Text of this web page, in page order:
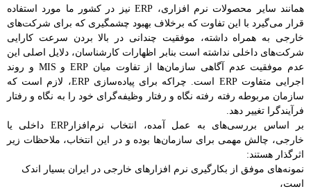
همانند سایر محصولات نرم افزاری، ERP نیز در کشور ما مورد استفاده
قرار می‌گیرد با این تفاوت که برخلاف بهبود چشمگیری که برای شرکت‌های
خارجی به همراه داشته، موفقیت چندانی در بالا بردن سرعت کارایی
شرکت‌های داخلی نداشته است بنابر اظهارات کار‌شناسان، دلایل اصلی این
عدم موفقیت عدم آگاهی سازمان‌ها از تفاوت میان ERP و MIS و روند
اجرایی متفاوت ERP است. چراکه برای پیاده‌سازی ERP، لازم است که
سازمان مربوطه رفته رفته نگاه و رفتار وظیفه‌گرای خود را به نگاه و رفتار
فرآیندگرا تغییر دهد.
بر اساس بررسی‌های به عمل آمده، انتخاب نرم‌افزارERP داخلی یا
خارجی، چالش مهمی برای سازمان‌ها بوده و در این انتخاب، ملاحظات زیر
اثرگذار هستند:
نمونه‌های موفق از بکارگیری نرم افزارهای خارجی در ایران بسیار اندک
است،